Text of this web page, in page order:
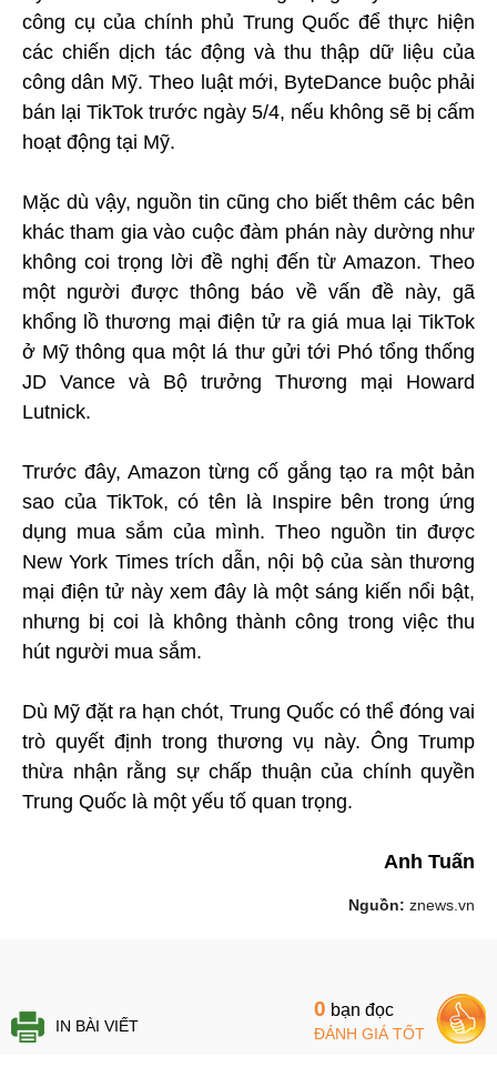
công cụ của chính phủ Trung Quốc để thực hiện
các chiến dịch tác động và thu thập dữ liệu của
công dân Mỹ. Theo luật mới, ByteDance buộc phải
bán lại TikTok trước ngày 5/4, nếu không sẽ bị cấm
hoạt động tại Mỹ.
Mặc dù vậy, nguồn tin cũng cho biết thêm các bên
khác tham gia vào cuộc đàm phán này dường như
không coi trọng lời đề nghị đến từ Amazon. Theo
một người được thông báo về vấn đề này, gã
khổng lồ thương mại điện tử ra giá mua lại TikTok
ở Mỹ thông qua một lá thư gửi tới Phó tổng thống
JD Vance và Bộ trưởng Thương mại Howard
Lutnick.
Trước đây, Amazon từng cố gắng tạo ra một bản
sao của TikTok, có tên là Inspire bên trong ứng
dụng mua sắm của mình. Theo nguồn tin được
New York Times trích dẫn, nội bộ của sàn thương
mại điện tử này xem đây là một sáng kiến nổi bật,
nhưng bị coi là không thành công trong việc thu
hút người mua sắm.
Dù Mỹ đặt ra hạn chót, Trung Quốc có thể đóng vai
trò quyết định trong thương vụ này. Ông Trump
thừa nhận rằng sự chấp thuận của chính quyền
Trung Quốc là một yếu tố quan trọng.
Anh Tuấn
Nguồn: znews.vn
IN BÀI VIẾT
0 bạn đọc
ĐÁNH GIÁ TỐT